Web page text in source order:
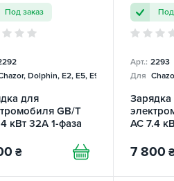
Под заказ
Dolphin, E2, E5, E9, Mercedes
для
GB/T
кВт 32А 1-фаза
₴
Под
Арт.: 2293
Для
Зарядка
AC 7.4
7 800